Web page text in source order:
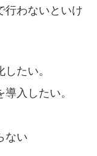
行わないといけ
たい。
入したい。
ない